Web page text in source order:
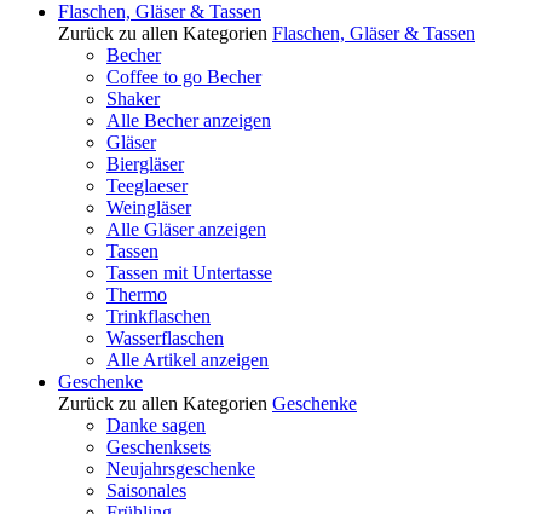
Flaschen, Gläser & Tassen
Zurück zu allen Kategorien Flaschen, Gläser & Tassen
Becher
Coffee to go Becher
Shaker
Alle Becher anzeigen
Gläser
Biergläser
Teeglaeser
Weingläser
Alle Gläser anzeigen
Tassen
Tassen mit Untertasse
Thermo
Trinkflaschen
Wasserflaschen
Alle Artikel anzeigen
Geschenke
Zurück zu allen Kategorien Geschenke
Danke sagen
Geschenksets
Neujahrsgeschenke
Saisonales